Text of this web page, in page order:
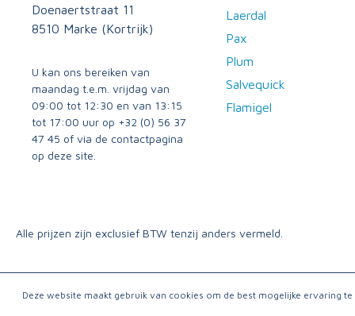
Doenaertstraat 11
8510 Marke (Kortrijk)
U kan ons bereiken van
maandag t.e.m. vrijdag van
09:00 tot 12:30 en van 13:15
tot 17:00 uur op +32 (0) 56 37
47 45 of via de contactpagina
op deze site.
Laerdal
Pax
Plum
Salvequick
Flamigel
Alle prijzen zijn exclusief BTW tenzij anders vermeld.
Deze website maakt gebruik van cookies om de best mogelijke ervaring